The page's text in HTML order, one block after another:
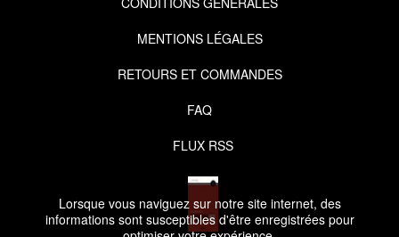
Lorsque vous naviguez sur notre site internet, des
informations sont susceptibles d'être enregistrées pour
MENTIONS LÉGALES
RETOURS ET COMMANDES
FAQ
FLUX RSS